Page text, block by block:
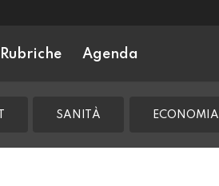
Rubriche Agenda
SANITÀ ECONOMIA